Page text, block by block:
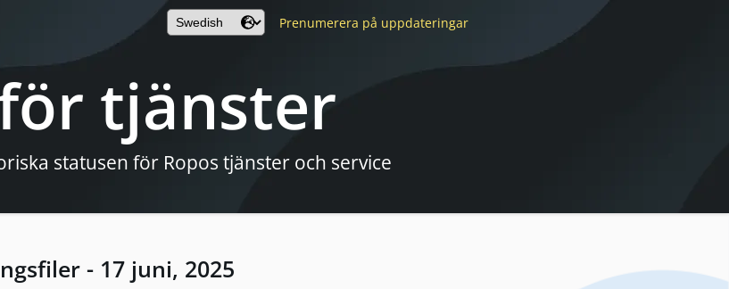
Prenumerera på uppdateringar
tjänster
statusen för Ropos tjänster och service
- 17 juni, 2025